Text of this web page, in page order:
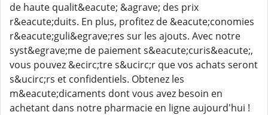
de haute qualit&eacute; &agrave; des prix
r&eacute;duits. En plus, profitez de &eacute;conomies
r&eacute;guli&egrave;res sur les ajouts. Avec notre
syst&egrave;me de paiement s&eacute;curis&eacute;,
vous pouvez &ecirc;tre s&ucirc;r que vos achats seront
s&ucirc;rs et confidentiels. Obtenez les
m&eacute;dicaments dont vous avez besoin en
achetant dans notre pharmacie en ligne aujourd'hui !